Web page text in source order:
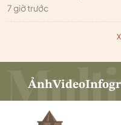
7 giờ trước
ẢnhVideo